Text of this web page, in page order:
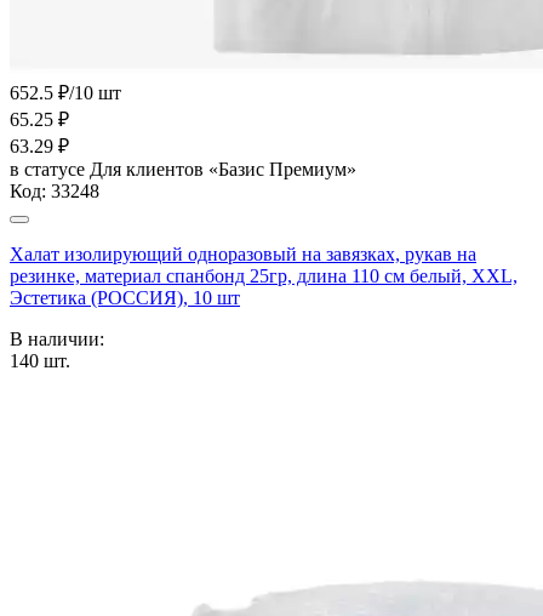
652.5 ₽/10 шт
65.25 ₽
63.29 ₽
в статусе Для клиентов «Базис Премиум»
Код: 33248
Халат изолирующий одноразовый на завязках, рукав на
резинке, материал спанбонд 25гр, длина 110 см белый, XXL,
Эстетика (РОССИЯ), 10 шт
В наличии:
140 шт.